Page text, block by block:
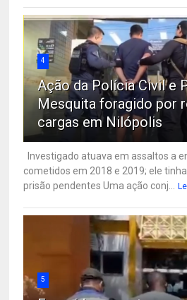
4
Ação da Polícia Civil e
Mesquita foragido por
cargas em Nilópolis
Investigado atuava em assaltos a
cometidos em 2018 e 2019; ele
prisão pendentes Uma ação conj...
5